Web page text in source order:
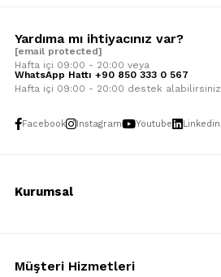
Yardıma mı ihtiyacınız var?
[email protected]
Hafta içi 09:00 - 20:00 veya
WhatsApp Hattı +90 850 333 0 567
Hafta içi 09:00 - 20:00 destek alabilirsiniz
Facebook Instagram Youtube Linkedin
Kurumsal
Müşteri Hizmetleri